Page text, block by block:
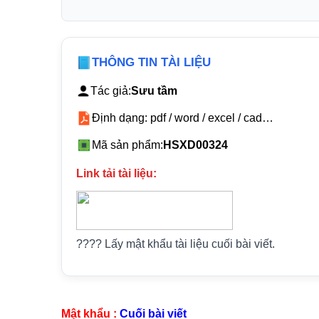
THÔNG TIN TÀI LIỆU
Tác giả:Sưu tầm
Định dạng: pdf / word / excel / cad…
Mã sản phẩm: HSXD00324
Link tải tài liệu:
???? Lấy mật khẩu tài liệu cuối bài viết.
Mật khẩu : Cuối bài viết